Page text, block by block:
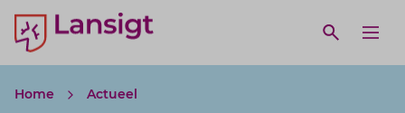
Lansigt Accountants logo
Open
search website
Home Actueel